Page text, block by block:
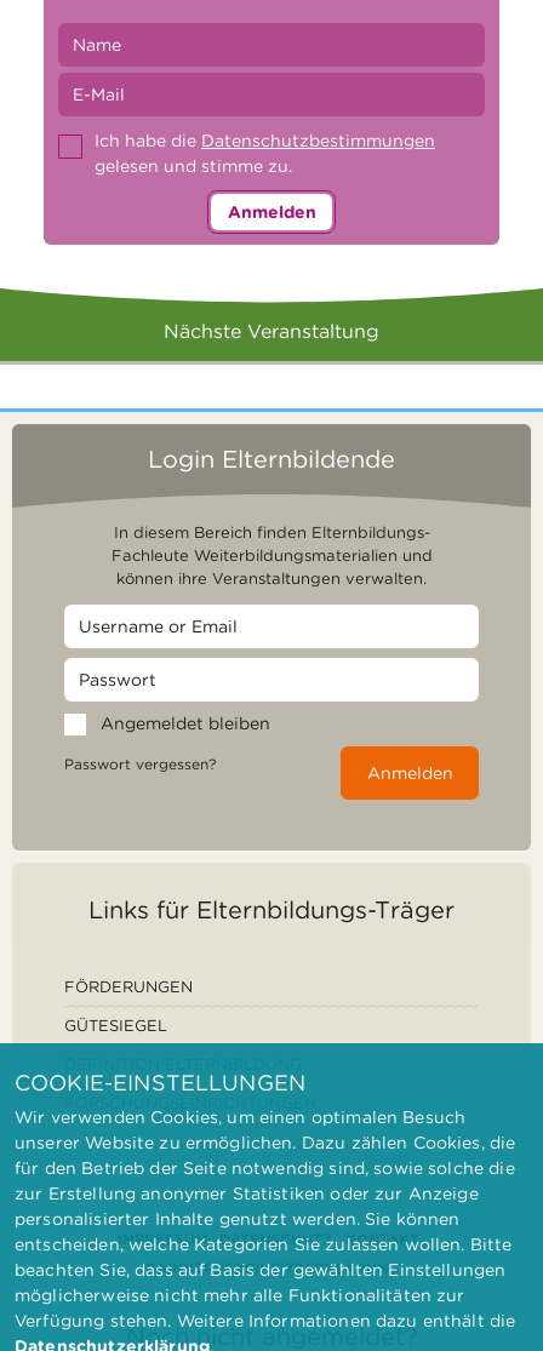
Ich habe die Datenschutzbestimmungen
gelesen und stimme zu.
Anmelden
Nächste Veranstaltung
Login Elternbildende
In diesem Bereich finden Elternbildungs-
Fachleute Weiterbildungsmaterialien und
können ihre Veranstaltungen verwalten.
Angemeldet bleiben
Passwort vergessen? Anmelden
Links für Elternbildungs-Träger
FÖRDERUNGEN
GÜTESIEGEL
IMPRESSUM DATENSCHUTZ
KONTAKT
BARRIEREFREIHEITSERKLÄRUNG
Noch nicht angemeldet?
COOKIE-EINSTELLUNGEN
Wir verwenden Cookies, um einen optimalen Besuch
unserer Website zu ermöglichen. Dazu zählen Cookies, die
für den Betrieb der Seite notwendig sind, sowie solche die
zur Erstellung anonymer Statistiken oder zur Anzeige
personalisierter Inhalte genutzt werden. Sie können
entscheiden, welche Kategorien Sie zulassen wollen. Bitte
beachten Sie, dass auf Basis der gewählten Einstellungen
möglicherweise nicht mehr alle Funktionalitäten zur
Verfügung stehen. Weitere Informationen dazu enthält die
Datenschutzerklärung.